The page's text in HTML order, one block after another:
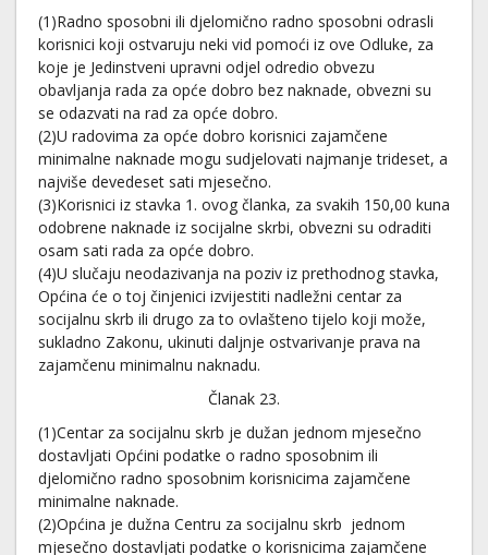
(1)Radno sposobni ili djelomično radno sposobni odrasli
korisnici koji ostvaruju neki vid pomoći iz ove Odluke, za
koje je Jedinstveni upravni odjel odredio obvezu
obavljanja rada za opće dobro bez naknade, obvezni su
se odazvati na rad za opće dobro.
(2)U radovima za opće dobro korisnici zajamčene
minimalne naknade mogu sudjelovati najmanje trideset, a
najviše devedeset sati mjesečno.
(3)Korisnici iz stavka 1. ovog članka, za svakih 150,00 kuna
odobrene naknade iz socijalne skrbi, obvezni su odraditi
osam sati rada za opće dobro.
(4)U slučaju neodazivanja na poziv iz prethodnog stavka,
Općina će o toj činjenici izvijestiti nadležni centar za
socijalnu skrb ili drugo za to ovlašteno tijelo koji može,
sukladno Zakonu, ukinuti daljnje ostvarivanje prava na
zajamčenu minimalnu naknadu.
Članak 23.
(1)Centar za socijalnu skrb je dužan jednom mjesečno
dostavljati Općini podatke o radno sposobnim ili
djelomično radno sposobnim korisnicima zajamčene
minimalne naknade.
(2)Općina je dužna Centru za socijalnu skrb jednom
mjesečno dostavljati podatke o korisnicima zajamčene